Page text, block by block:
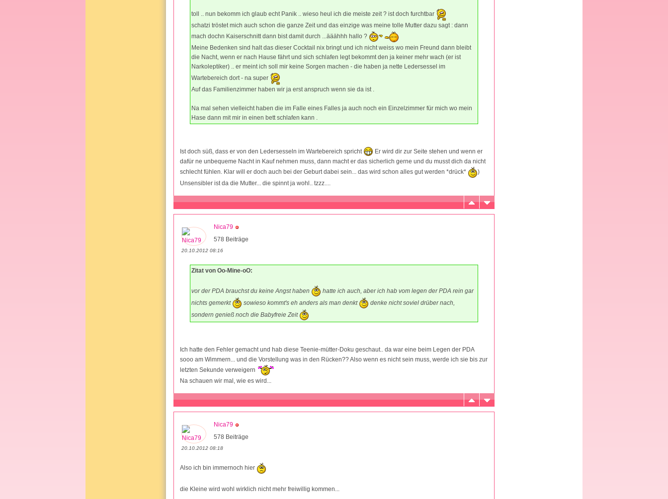
toll .. nun bekomm ich glaub echt Panik .. wieso heul ich die meiste zeit ? ist doch furchtbar
schatzi tröstet mich auch schon die ganze Zeit und das einzige was meine tolle Mutter dazu sagt : dann
mach dochn Kaiserschnitt dann bist damit durch ...ääähhh hallo ?
Meine Bedenken sind halt das dieser Cocktail nix bringt und ich nicht weiss wo mein Freund dann bleibt
die Nacht, wenn er nach Hause fährt und sich schlafen legt bekommt den ja keiner mehr wach (er ist
Narkoleptiker) .. er meint ich soll mir keine Sorgen machen - die haben ja nette Ledersessel im
Wartebereich dort - na super
Auf das Familienzimmer haben wir ja erst anspruch wenn sie da ist .
Na mal sehen vielleicht haben die im Falle eines Falles ja auch noch ein Einzelzimmer für mich wo mein
Hase dann mit mir in einen bett schlafen kann .
Ist doch süß, dass er von den Ledersesseln im Wartebereich spricht
Er wird dir zur Seite stehen und wenn er
dafür ne unbequeme Nacht in Kauf nehmen muss, dann macht er das sicherlich gerne und du musst dich da nicht
schlecht fühlen. Klar will er doch auch bei der Geburt dabei sein... das wird schon alles gut werden *drück*
)
Unsensibler ist da die Mutter... die spinnt ja wohl.. tzzz....
Nica79
578 Beiträge
20.10.2012 08:16
Zitat von Oo-Mine-oO:
vor der PDA brauchst du keine Angst haben
hatte ich auch, aber ich hab vom legen der PDA rein gar
nichts gemerkt
sowieso kommt's eh anders als man denkt
denke nicht soviel drüber nach,
sondern genieß noch die Babyfreie Zeit
Ich hatte den Fehler gemacht und hab diese Teenie-mütter-Doku geschaut.. da war eine beim Legen der PDA
sooo am Wimmern... und die Vorstellung was in den Rücken?? Also wenn es nicht sein muss, werde ich sie bis zur
letzten Sekunde verweigern
Na schauen wir mal, wie es wird...
Nica79
578 Beiträge
20.10.2012 08:18
Also ich bin immernoch hier
die Kleine wird wohl wirklich nicht mehr freiwillig kommen...